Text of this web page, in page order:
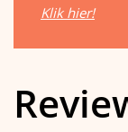
Klik hier!